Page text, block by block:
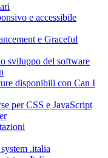
e accessibile
e Graceful
sviluppo del software
disponibili con Can I
per CSS e JavaScript
.italia